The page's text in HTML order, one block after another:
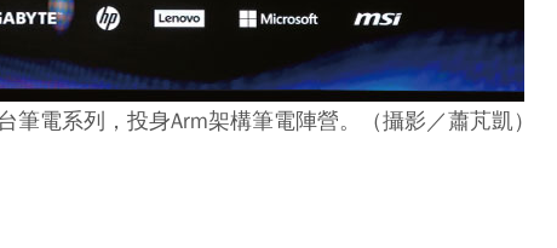
電系列，投身Arm架構筆電陣營。（攝影／蕭芃凱）